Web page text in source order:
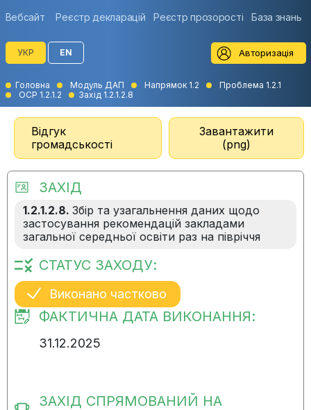
Вебсайт Реєстр декларацій Реєстр прозорості База знань
УКР EN Авторизація
Головна Модуль ДАП Напрямок 1.2
Проблема 1.2.1
ОСР 1.2.1.2
Захід 1.2.1.2.8
Відгук
громадськості
Завантажити
(png)
ЗАХІД
1.2.1.2.8. Збір та узагальнення даних щодо
застосування рекомендацій закладами
загальної середньої освіти раз на півріччя
СТАТУС ЗАХОДУ:
Виконано частково
ФАКТИЧНА ДАТА ВИКОНАННЯ:
31.12.2025
ЗАХІД СПРЯМОВАНИЙ НА